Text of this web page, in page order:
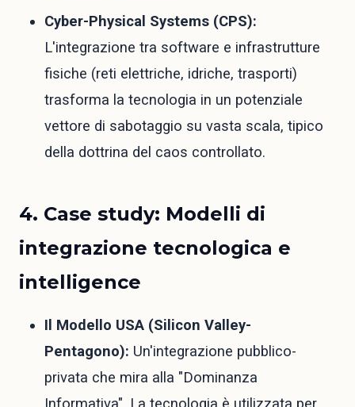
Cyber-Physical Systems (CPS):
L'integrazione tra software e infrastrutture
fisiche (reti elettriche, idriche, trasporti)
trasforma la tecnologia in un potenziale
vettore di sabotaggio su vasta scala, tipico
della dottrina del caos controllato.
4. Case study: Modelli di
integrazione tecnologica e
intelligence
Il Modello USA (Silicon Valley-
Pentagono): Un'integrazione pubblico-
privata che mira alla "Dominanza
Informativa". La tecnologia è utilizzata per